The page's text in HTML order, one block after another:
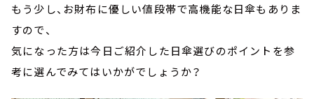
もう少し、お財布に優しい値段帯で高機能な日傘もありま
すので、
気になった方は今日ご紹介した日傘選びのポイントを参
考に選んでみてはいかがでしょうか？